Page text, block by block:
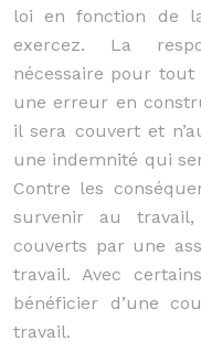
loi en fonction de
exercez. La
nécessaire pour
une erreur en
il sera couvert et
une indemnité qui
Contre les
survenir au
couverts par une
travail. Avec
bénéficier d’une
travail.